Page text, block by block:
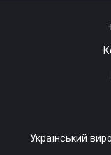
Український